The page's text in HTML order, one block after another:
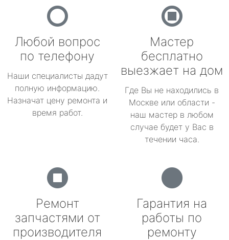
Любой вопрос
по телефону
Наши специалисты дадут
полную информацию.
Назначат цену ремонта и
время работ.
Мастер
бесплатно
выезжает на дом
Где Вы не находились в
Москве или области -
наш мастер в любом
случае будет у Вас в
течении часа.
Ремонт
запчастями от
производителя
Гарантия на
работы по
ремонту